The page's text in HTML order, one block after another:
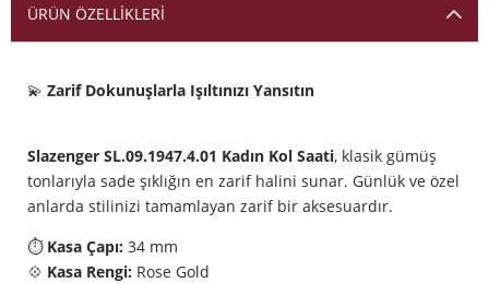
ÜRÜN ÖZELLIKLERI
💫 Zarif Dokunuşlarla Işıltınızı Yansıtın
Slazenger SL.09.1947.4.01 Kadın Kol Saati, klasik gümüş
tonlarıyla sade şıklığın en zarif halini sunar. Günlük ve özel
anlarda stilinizi tamamlayan zarif bir aksesuardır.
⏱️ Kasa Çapı: 34 mm
💠 Kasa Rengi: Rose Gold